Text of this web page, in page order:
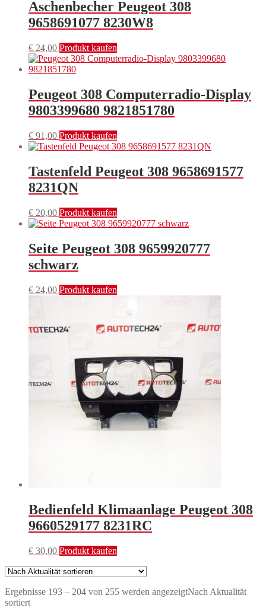
Aschenbecher Peugeot 308
9658691077 8230W8
€ 24,00 Produkt kaufen
Peugeot 308 Computerradio-Display
9803399680 9821851780
€ 91,00 Produkt kaufen
Tastenfeld Peugeot 308 9658691577
8231QN
€ 20,00 Produkt kaufen
Seite Peugeot 308 9659920777
schwarz
€ 24,00 Produkt kaufen
Bedienfeld Klimaanlage Peugeot 308
9660529177 8231RC
€ 30,00 Produkt kaufen
Ergebnisse 193 – 204 von 255 werden angezeigtNach Aktualität
sortiert